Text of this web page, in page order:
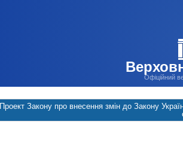
Офіційний
Проект Закону про внесення змін до Закону